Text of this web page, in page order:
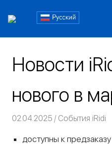
содержимому
Блог
Новости
нового в
02.04.2025 Команда
События iRidi
доступны к